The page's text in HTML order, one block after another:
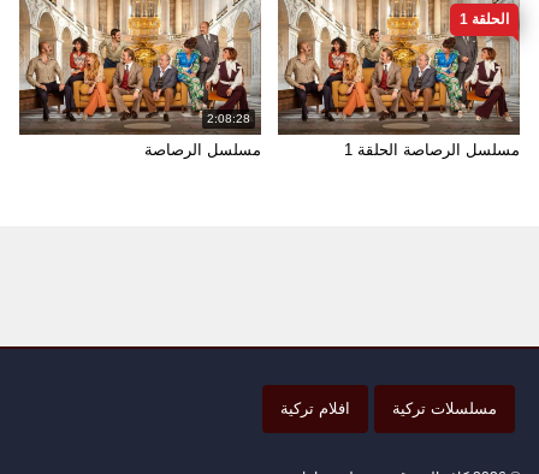
الحلقة 1
مسلسل الرصاصة الحلقة 1
2:08:28
مسلسل الرصاصة
مسلسلات تركية افلام تركية